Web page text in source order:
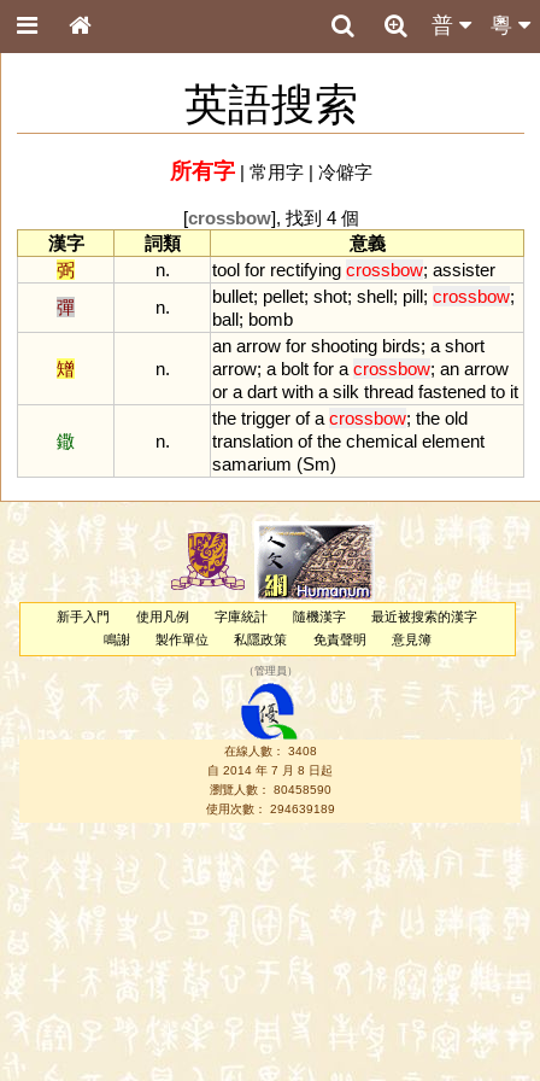
粵
普
英語搜索
所有字| 常用字| 冷僻字
[crossbow], 找到 4 個
漢字
詞類
意義
弼
n. tool for rectifying crossbow; assister
彈
n.
bullet; pellet; shot; shell; pill; crossbow;
ball; bomb
矰 n.
an arrow for shooting birds; a short
arrow; a bolt for a crossbow; an arrow
or a dart with a silk thread fastened to it
鏾 n.
the trigger of a crossbow; the old
translation of the chemical element
samarium (Sm)
新手入門 使用凡例 字庫統計 隨機漢字
最近被搜索的漢字
鳴謝
製作單位 私隱政策 免責聲明 意見簿
（管理員 ）
在線人數： 3408
自 2014 年 7 月 8 日起
瀏覽人數： 80458590
使用次數： 294639189